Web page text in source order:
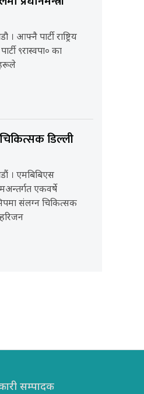
। आफ्नै पार्टी राष्ट्रिय
९रास्वपा० का
डिल्ली
। एमबिबिएस
एकवर्षे
संलग्न चिकित्सक
सम्पादक